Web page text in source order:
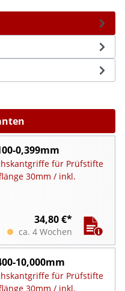
0,399mm
für Prüfstifte
30mm / inkl.
34,80 €*
ca. 4 Wochen
10,000mm
für Prüfstifte
30mm / inkl.